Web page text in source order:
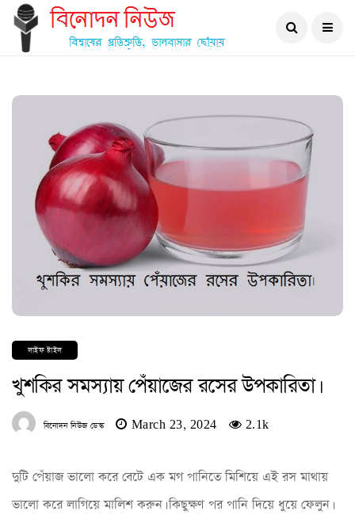
লাইফ ষ্টাইল
খুশকির সমস্যায় পেঁয়াজের রসের উপকারিতা।
বিনোদন নিউজ ডেস্ক March 23, 2024 2.1k
দুটি পেঁয়াজ ভালো করে বেটে এক মগ পানিতে মিশিয়ে এই রস মাথায়
ভালো করে লাগিয়ে মালিশ করুন। কিছুক্ষণ পর পানি দিয়ে ধুয়ে ফেলুন।